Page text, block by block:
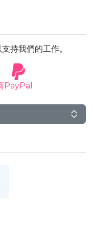
持我們的工作。
PayPal